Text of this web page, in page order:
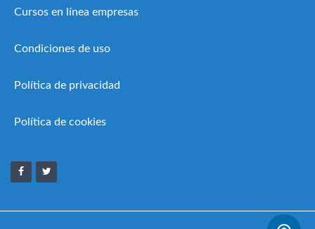
Cursos en línea empresas
Condiciones de uso
Política de privacidad
Política de cookies